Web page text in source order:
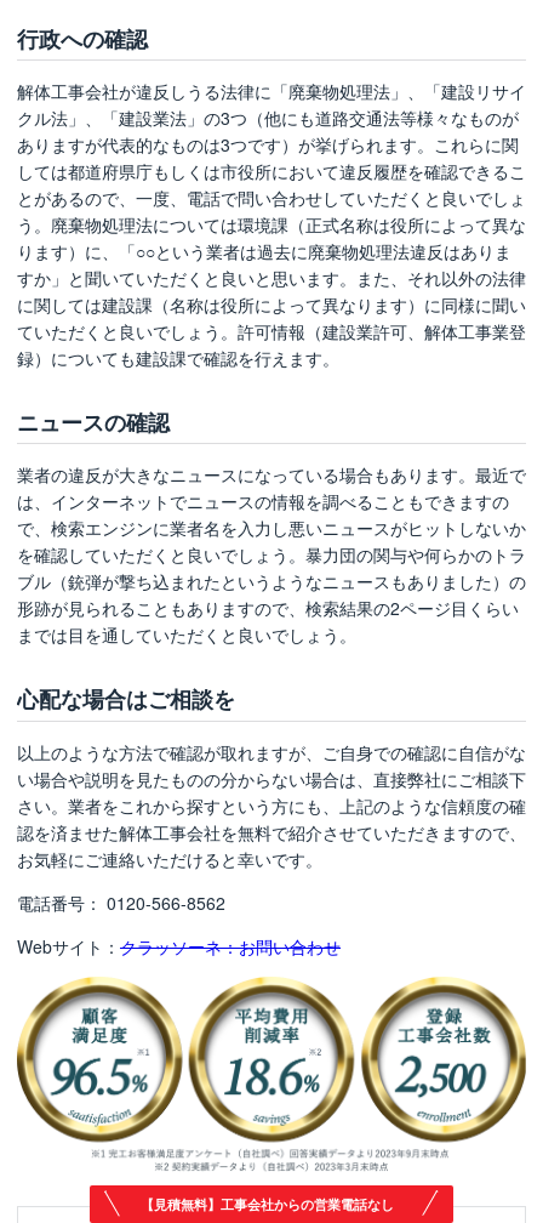
行政への確認
解体工事会社が違反しうる法律に「廃棄物処理法」、「建設リサイ
クル法」、「建設業法」の3つ（他にも道路交通法等様々なものが
ありますが代表的なものは3つです）が挙げられます。これらに関
しては都道府県庁もしくは市役所において違反履歴を確認できるこ
とがあるので、一度、電話で問い合わせしていただくと良いでしょ
う。廃棄物処理法については環境課（正式名称は役所によって異な
ります）に、「○○という業者は過去に廃棄物処理法違反はありま
すか」と聞いていただくと良いと思います。また、それ以外の法律
に関しては建設課（名称は役所によって異なります）に同様に聞い
ていただくと良いでしょう。許可情報（建設業許可、解体工事業登
録）についても建設課で確認を行えます。
ニュースの確認
業者の違反が大きなニュースになっている場合もあります。最近で
は、インターネットでニュースの情報を調べることもできますの
で、検索エンジンに業者名を入力し悪いニュースがヒットしないか
を確認していただくと良いでしょう。暴力団の関与や何らかのトラ
ブル（銃弾が撃ち込まれたというようなニュースもありました）の
形跡が見られることもありますので、検索結果の2ページ目くらい
までは目を通していただくと良いでしょう。
心配な場合はご相談を
以上のような方法で確認が取れますが、ご自身での確認に自信がな
い場合や説明を見たものの分からない場合は、直接弊社にご相談下
さい。業者をこれから探すという方にも、上記のような信頼度の確
認を済ませた解体工事会社を無料で紹介させていただきますので、
お気軽にご連絡いただけると幸いです。
電話番号： 0120-566-8562
Webサイト： クラッソーネ：お問い合わせ
【見積無料】工事会社からの営業電話なし